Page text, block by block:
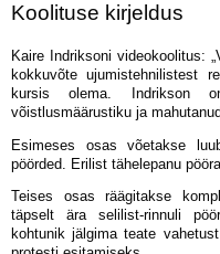
Koolituse kirjeldus
Kaire Indriksoni videokoolitus:
kokkuvõte ujumistehnilistest
kursis olema. Indrikson
võistlusmäärustiku ja
Esimeses osas võetakse
pöörded. Erilist tähelepanu
Teises osas räägitakse
täpselt ära selilist-rinnuli
kohtunik jälgima teate